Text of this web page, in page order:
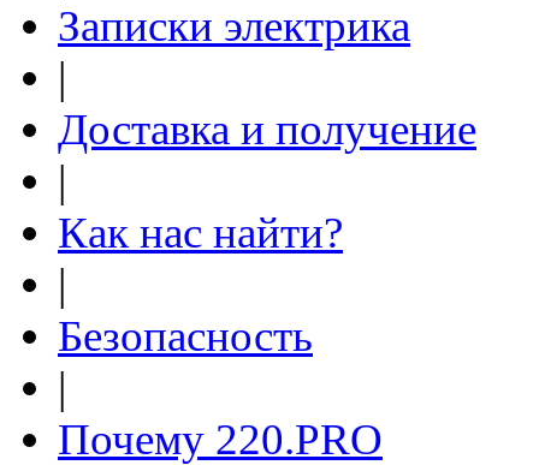
Записки электрика
|
Доставка и получение
|
Как нас найти?
|
Безопасность
|
Почему 220.PRO